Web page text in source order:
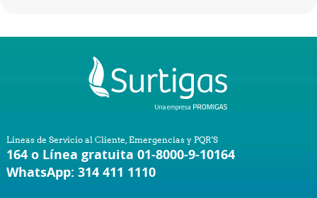
Líneas de Servicio al Cliente, Emergencias y PQR'S
164 o Línea gratuita 01-8000-9-10164
WhatsApp: 314 411 1110